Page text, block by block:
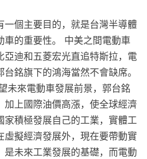
一個主要目的，就是台灣半導體
車的重要性。 中美之間電動車
亞迪和五菱宏光直追特斯拉，電
銘旗下的鴻海當然不會缺席。
未來電動車發展前景，郭台銘
上國際油價高漲，使全球經濟
家積極發展自己的工業，實體工
虛擬經濟發展外，現在要帶動實
是未來工業發展的基礎，而電動